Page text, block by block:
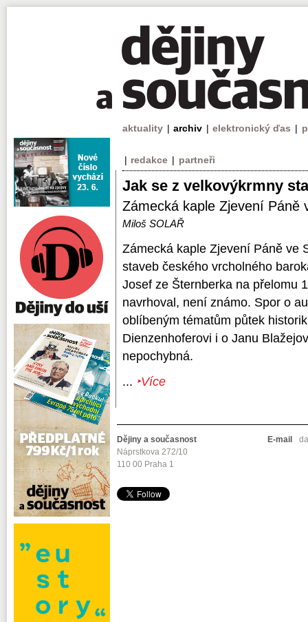
aktuality | archiv | elektronický ďas |
| redakce | partneři
Jak se z velkovýkrmny
Zámecká kaple Zjevení Páně
Miloš SOLAŘ
Zámecká kaple Zjevení Páně ve
staveb českého vrcholného
Josef ze Šternberka na přelomu
navrhoval, není známo. Spor o
oblíbeným tématům půtek
Dienzenhoferovi i o Janu
nepochybná.
... ‣Více
Dějiny a současnost
Náprstkova 272/10
110 00 Praha 1
E-mail